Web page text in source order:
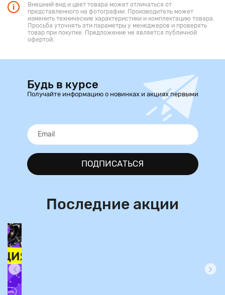
Внешний вид и цвет товара может отличаться от
представленного на фотографии. Производитель может
изменить технические характеристики и комплектацию товара.
Просьба уточнять эти параметры у менеджеров и проверять
товар при покупке. Предложение не является публичной
офертой.
Будь в курсе
Получайте информацию о новинках и акциях первыми
ПОДПИСАТЬСЯ
Последние акции